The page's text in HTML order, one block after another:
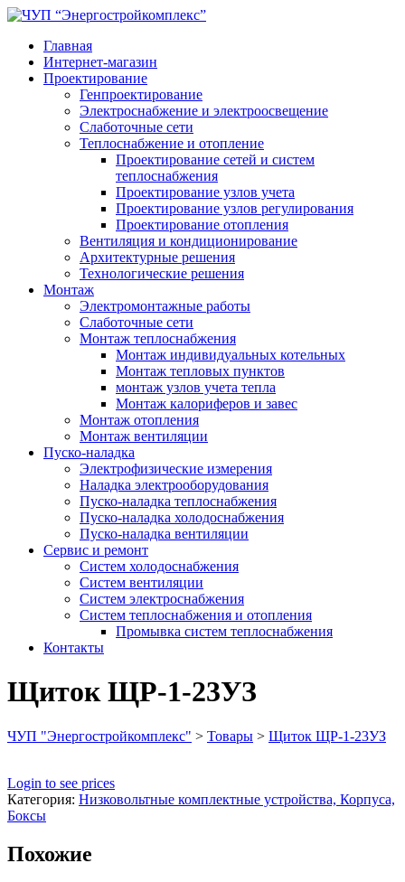
Главная
Интернет-магазин
Проектирование
Генпроектирование
Электроснабжение и электроосвещение
Слаботочные сети
Теплоснабжение и отопление
Проектирование сетей и систем
теплоснабжения
Проектирование узлов учета
Проектирование узлов регулирования
Проектирование отопления
Вентиляция и кондиционирование
Архитектурные решения
Технологические решения
Монтаж
Электромонтажные работы
Слаботочные сети
Монтаж теплоснабжения
Монтаж индивидуальных котельных
Монтаж тепловых пунктов
монтаж узлов учета тепла
Монтаж калориферов и завес
Монтаж отопления
Монтаж вентиляции
Пуско-наладка
Электрофизические измерения
Наладка электрооборудования
Пуско-наладка теплоснабжения
Пуско-наладка холодоснабжения
Пуско-наладка вентиляции
Сервис и ремонт
Систем холодоснабжения
Систем вентиляции
Систем электроснабжения
Систем теплоснабжения и отопления
Промывка систем теплоснабжения
Контакты
Щиток ЩР-1-23УЗ
ЧУП "Энергостройкомплекс" > Товары > Щиток ЩР-1-23УЗ
Login to see prices
Категория: Низковольтные комплектные устройства, Корпуса,
Боксы
Похожие